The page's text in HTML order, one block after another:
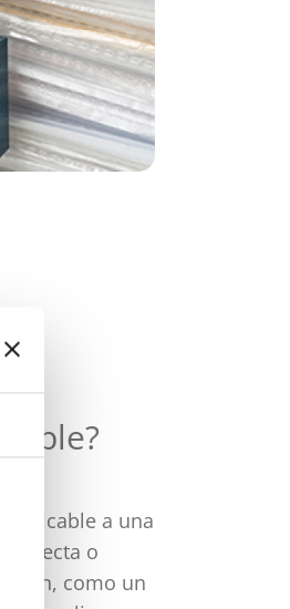
a una
directa o
como un